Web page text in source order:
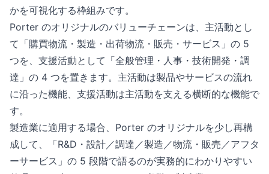
かを可視化する枠組みです。
Porter のオリジナルのバリューチェーンは、主活動とし
て「購買物流・製造・出荷物流・販売・サービス」の 5
つを、支援活動として「全般管理・人事・技術開発・調
達」の 4 つを置きます。主活動は製品やサービスの流れ
に沿った機能、支援活動は主活動を支える横断的な機能で
す。
製造業に適用する場合、Porter のオリジナルを少し再構
成して、「R&D・設計／調達／製造／物流・販売／アフタ
ーサービス」の 5 段階で語るのが実務的にわかりやすい